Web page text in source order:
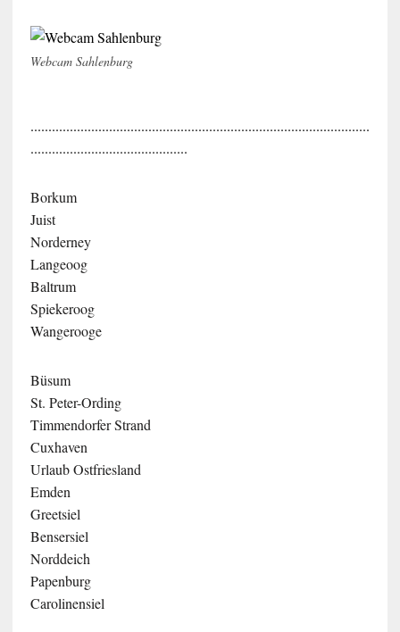
Webcam Sahlenburg
...............................................................................................
............................................
Borkum
Juist
Norderney
Langeoog
Baltrum
Spiekeroog
Wangerooge
Büsum
St. Peter-Ording
Timmendorfer Strand
Cuxhaven
Urlaub Ostfriesland
Emden
Greetsiel
Bensersiel
Norddeich
Papenburg
Carolinensiel